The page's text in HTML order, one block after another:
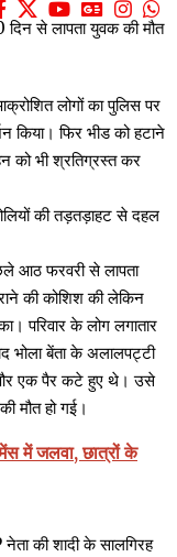
लोगों का पुलिस पर
किया। फिर भीड को हटाने
को भी श्रतिग्रस्त कर
की तड़तड़ाहट से दहल
आठ फरवरी से लापता
की कोशिश की लेकिन
परिवार के लोग लगातार
भोला बेंता के अलालपट्टी
और एक पैर कटे हुए थे। उसे
मौत हो गई।
में जलवा, छात्रों के
की शादी के सालगिरह